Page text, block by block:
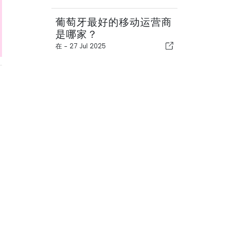
葡萄牙最好的移动运营商
是哪家？
在 - 27 Jul 2025